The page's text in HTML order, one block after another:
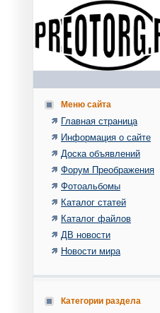
Меню сайта
Главная страница
Информация о сайте
Доска объявлений
Форум Преображения
Фотоальбомы
Каталог статей
Каталог файлов
ДВ новости
Новости мира
Категории раздела